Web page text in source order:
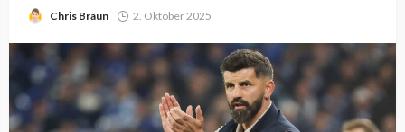
Chris Braun 2. Oktober 2025